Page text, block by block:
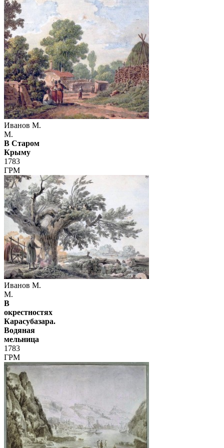
Иванов М.
М.
В Старом
Крыму
1783
ГРМ
Иванов М.
М.
В
окрестностях
Карасубазара.
Водяная
мельница
1783
ГРМ